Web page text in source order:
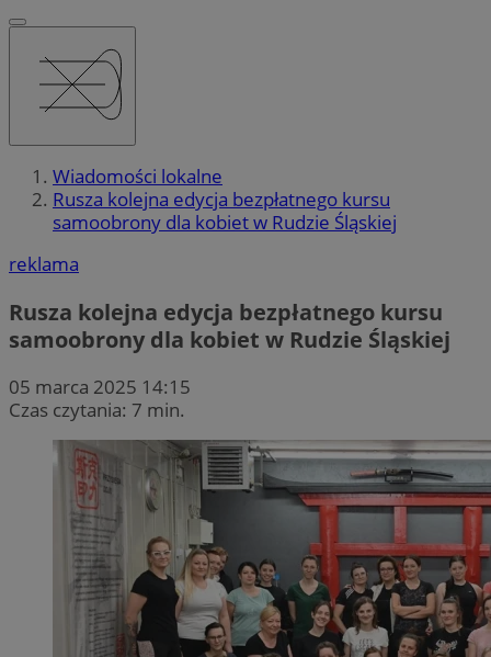
Wiadomości lokalne
Rusza kolejna edycja bezpłatnego kursu
samoobrony dla kobiet w Rudzie Śląskiej
reklama
Rusza kolejna edycja bezpłatnego kursu
samoobrony dla kobiet w Rudzie Śląskiej
05 marca 2025 14:15
Czas czytania: 7 min.